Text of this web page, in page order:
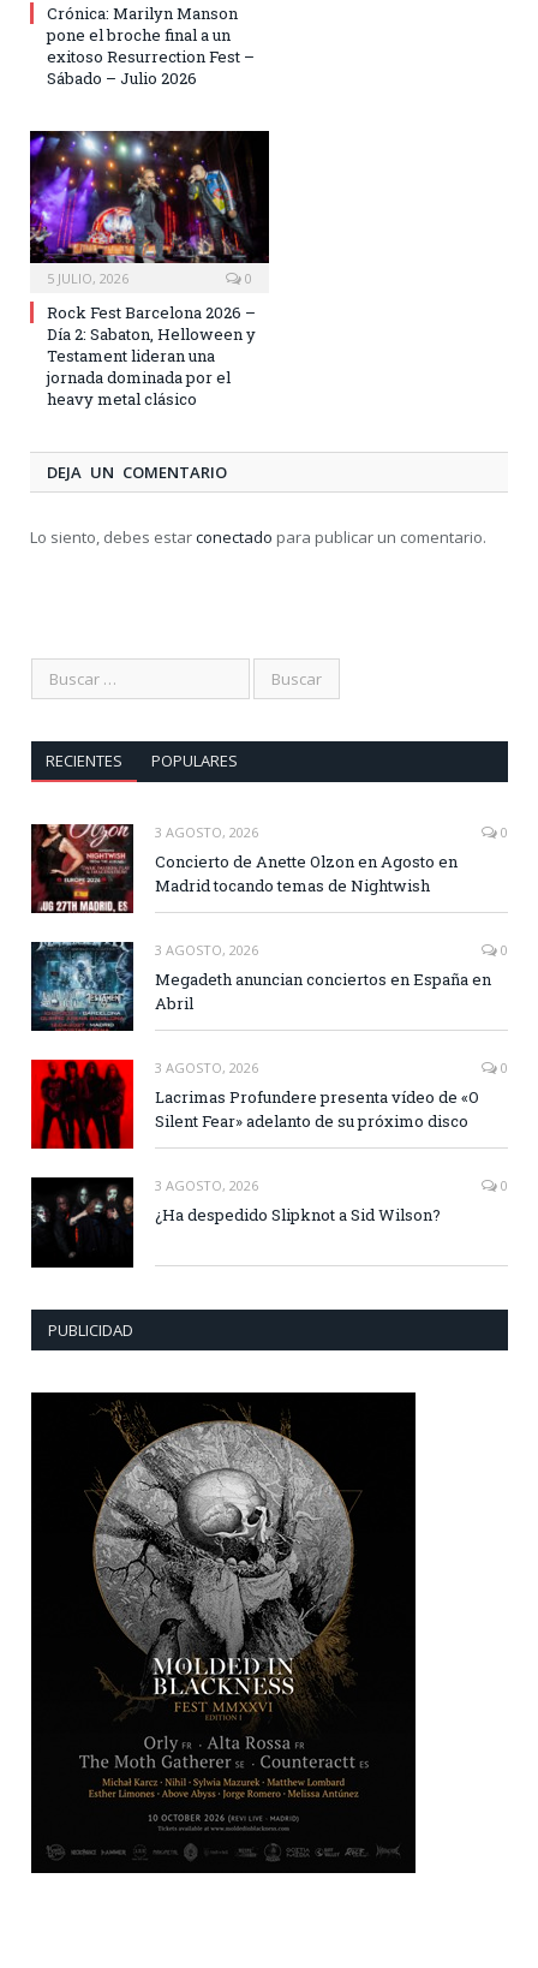
Crónica: Marilyn Manson
pone el broche final a un
exitoso Resurrection Fest –
Sábado – Julio 2026
5 JULIO, 2026 0
Rock Fest Barcelona 2026 –
Día 2: Sabaton, Helloween y
Testament lideran una
jornada dominada por el
heavy metal clásico
DEJA UN COMENTARIO
Lo siento, debes estarconectado para publicar un comentario.
RECIENTES POPULARES
3 AGOSTO, 2026 0
Concierto de Anette Olzon en Agosto en
Madrid tocando temas de Nightwish
3 AGOSTO, 2026 0
Megadeth anuncian conciertos en España en
Abril
3 AGOSTO, 2026 0
Lacrimas Profundere presenta vídeo de «O
Silent Fear» adelanto de su próximo disco
3 AGOSTO, 2026 0
¿Ha despedido Slipknot a Sid Wilson?
PUBLICIDAD